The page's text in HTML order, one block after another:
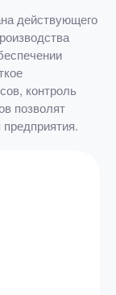
действующего
контроль
позволят